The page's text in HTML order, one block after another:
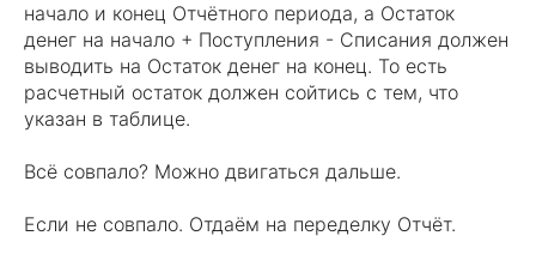
начало и конец Отчётного периода, а Остаток
денег на начало + Поступления - Списания должен
выводить на Остаток денег на конец. То есть
расчетный остаток должен сойтись с тем, что
указан в таблице.
Всё совпало? Можно двигаться дальше.
Если не совпало. Отдаём на переделку Отчёт.